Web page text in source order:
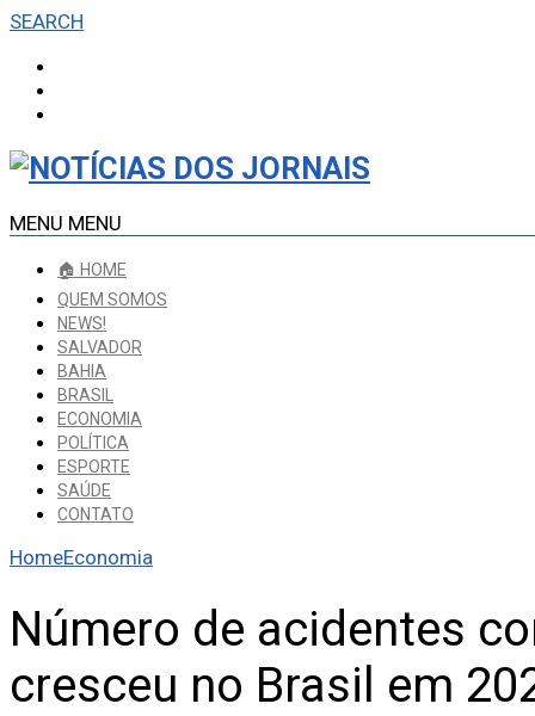
SEARCH
MENU MENU
🏠 HOME
QUEM SOMOS
NEWS!
SALVADOR
BAHIA
BRASIL
ECONOMIA
POLÍTICA
ESPORTE
SAÚDE
CONTATO
HomeEconomia
Número de acidentes
cresceu no Brasil em